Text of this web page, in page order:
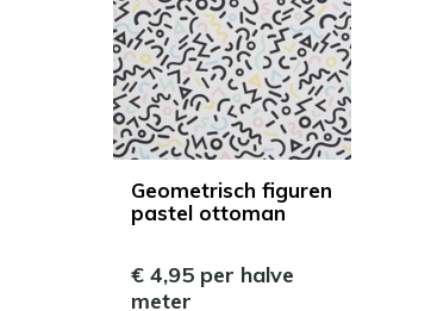
Geometrisch figuren
pastel ottoman
€ 4,95 per halve
meter